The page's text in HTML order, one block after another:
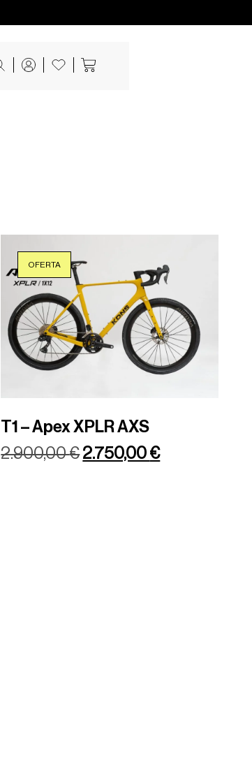
OFERTA
T1 – Apex XPLR AXS
2.900,00€2.750,00€